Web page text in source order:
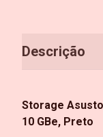
Descrição
Storage
10 GBe, Preto